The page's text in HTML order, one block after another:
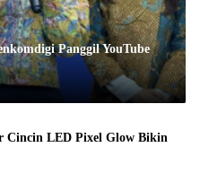
Panggil YouTube
Cincin LED Pixel Glow Bikin